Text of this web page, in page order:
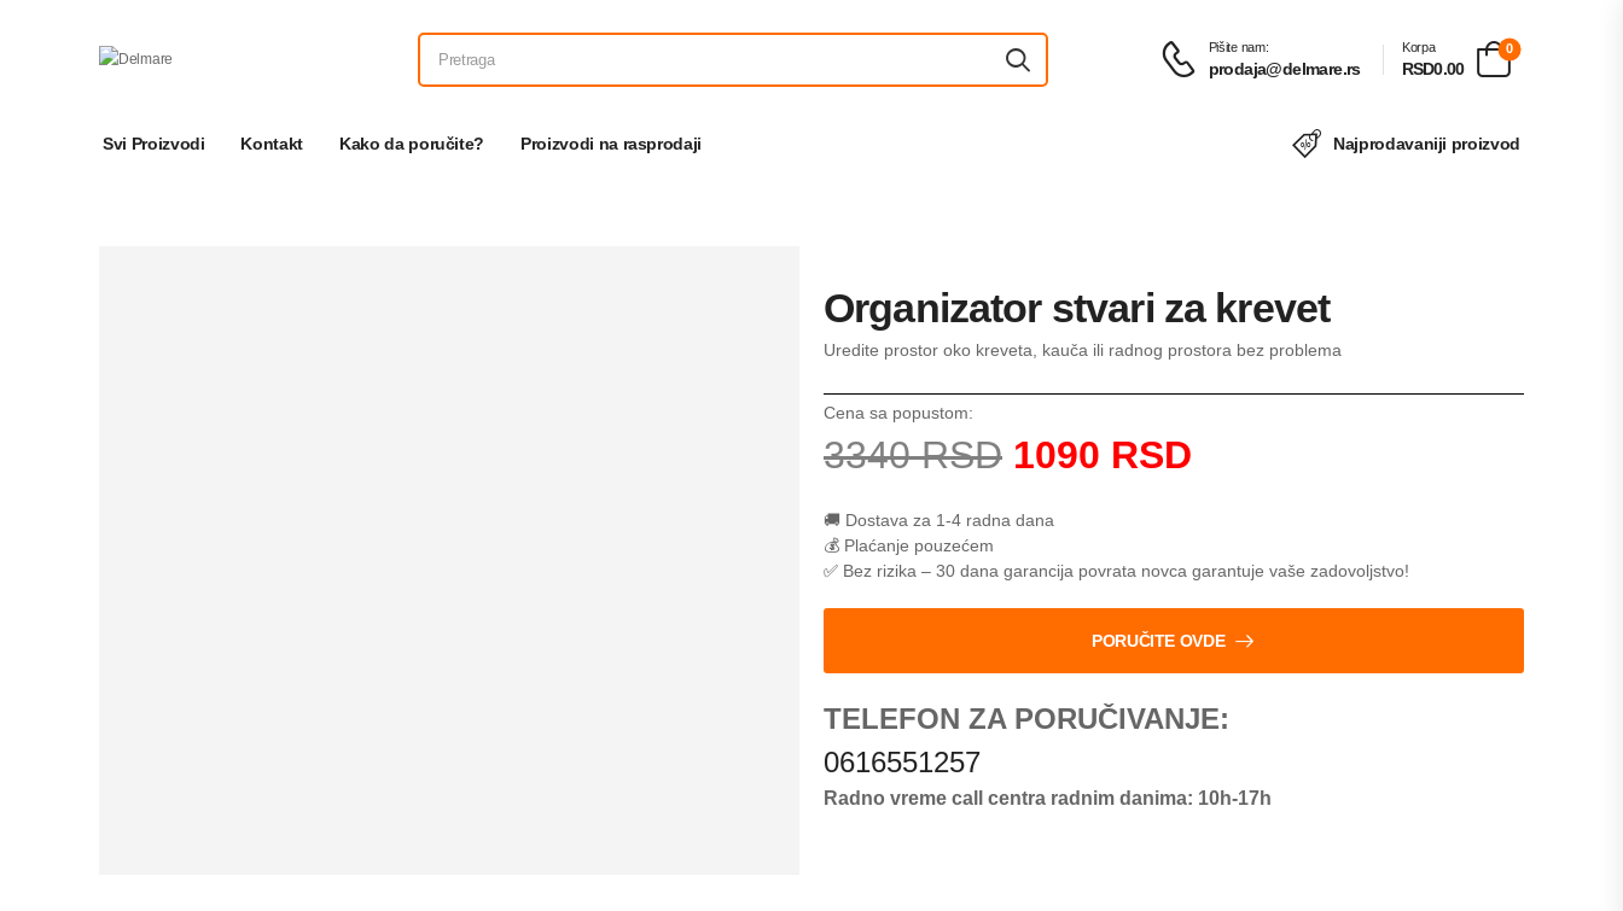
Pišite nam:
prodaja@delmare.rs
Korpa
RSD0.00
0
Svi Proizvodi Kontakt Kako da poručite? Proizvodi na rasprodaji Najprodavaniji proizvod
Organizator stvari za krevet
Uredite prostor oko kreveta, kauča ili radnog prostora bez problema
Cena sa popustom:
3340 RSD 1090 RSD
🚚 Dostava za 1-4 radna dana
💰 Plaćanje pouzećem
✅ Bez rizika – 30 dana garancija povrata novca garantuje vaše zadovoljstvo!
PORUČITE OVDE
TELEFON ZA PORUČIVANJE:
0616551257
Radno vreme call centra radnim danima: 10h-17h